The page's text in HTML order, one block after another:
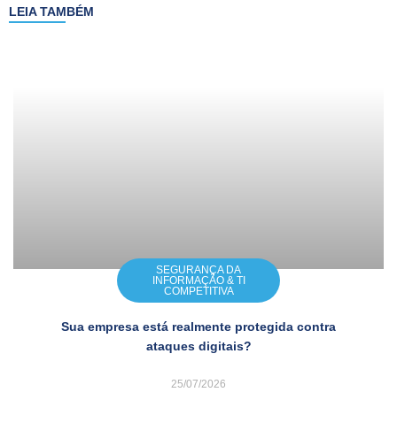
LEIA TAMBÉM
SEGURANÇA DA
INFORMAÇÃO & TI
COMPETITIVA
Sua empresa está realmente protegida contra
ataques digitais?
25/07/2026